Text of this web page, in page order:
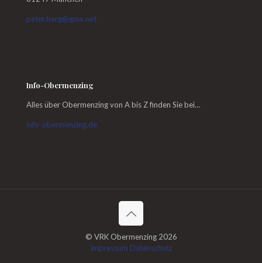
peter.berg@gmx.net
Info-Obermenzing
Alles über Obermenzing von A bis Z finden Sie bei…
info-obermenzing.de
© VRK Obermenzing 2026
Impressum Datenschutz